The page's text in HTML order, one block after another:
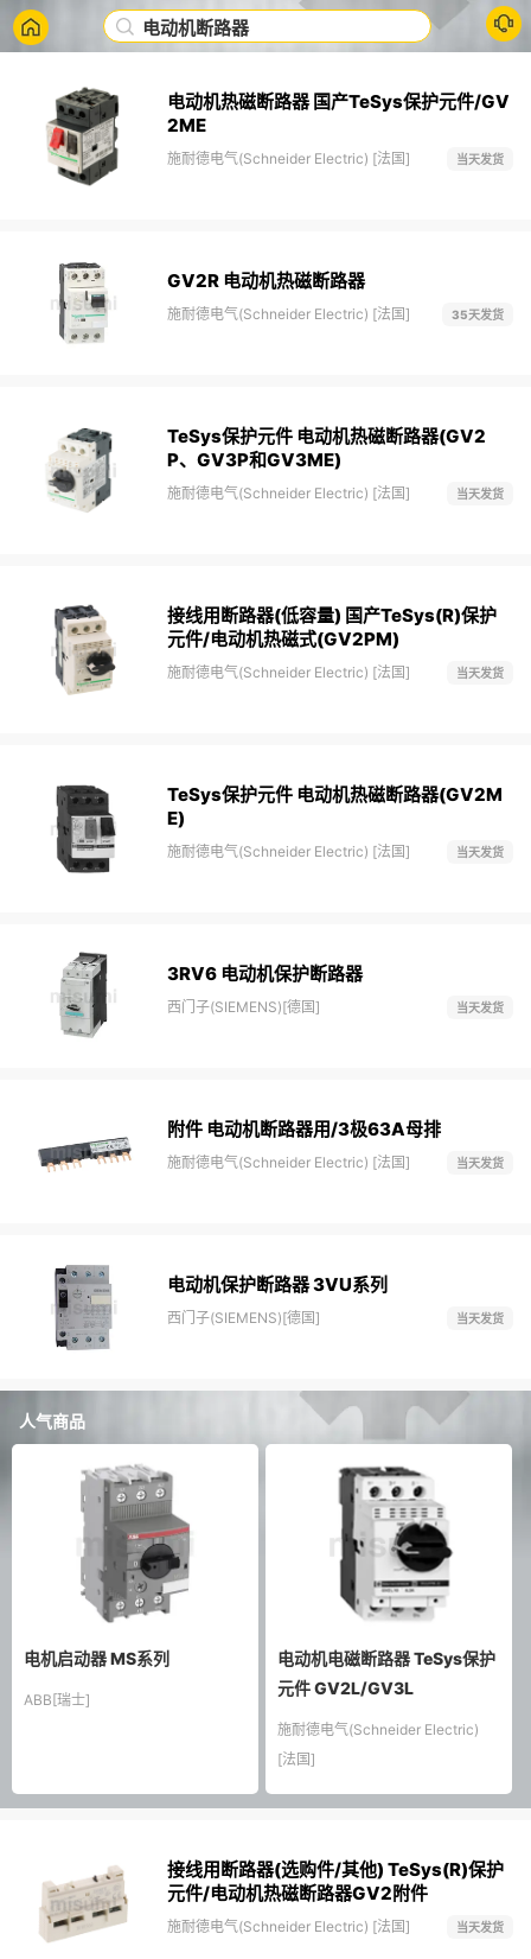
电动机断路器
电动机热磁断路器 国产TeSys保护元件/GV
2ME
施耐德电气(Schneider Electric) [法国] 当天发货
GV2R 电动机热磁断路器
施耐德电气(Schneider Electric) [法国] 35天发货
TeSys保护元件 电动机热磁断路器(GV2
P、GV3P和GV3ME)
施耐德电气(Schneider Electric) [法国] 当天发货
接线用断路器(低容量) 国产TeSys(R)保护
元件/电动机热磁式(GV2PM)
施耐德电气(Schneider Electric) [法国] 当天发货
TeSys保护元件 电动机热磁断路器(GV2M
E)
施耐德电气(Schneider Electric) [法国] 当天发货
3RV6 电动机保护断路器
西门子(SIEMENS)[德国] 当天发货
附件 电动机断路器用/3极63A母排
施耐德电气(Schneider Electric) [法国] 当天发货
电动机保护断路器 3VU系列
西门子(SIEMENS)[德国] 当天发货
人气商品
电机启动器 MS系列
ABB[瑞士]
电动机电磁断路器 TeSys保护
元件 GV2L/GV3L
施耐德电气(Schneider Electric)
[法国]
接线用断路器(选购件/其他) TeSys(R)保护
元件/电动机热磁断路器GV2附件
施耐德电气(Schneider Electric) [法国] 当天发货